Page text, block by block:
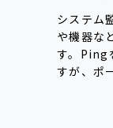
システム
や機器な
す。Ping
すが、ポ